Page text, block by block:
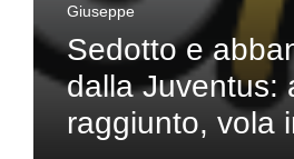
Giuseppe
Sedotto e
dalla Juventus:
raggiunto, vola